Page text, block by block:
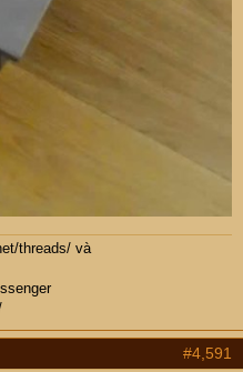
threads/ và
#4,591